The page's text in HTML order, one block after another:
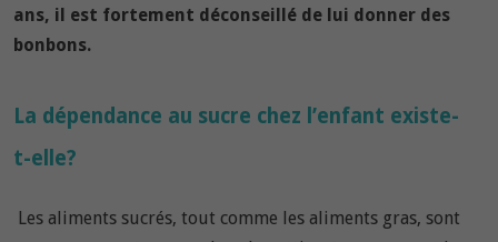
ans, il est fortement déconseillé de lui donner des
bonbons.
La dépendance au sucre chez l’enfant existe-
t-elle?
Les aliments sucrés, tout comme les aliments gras, sont